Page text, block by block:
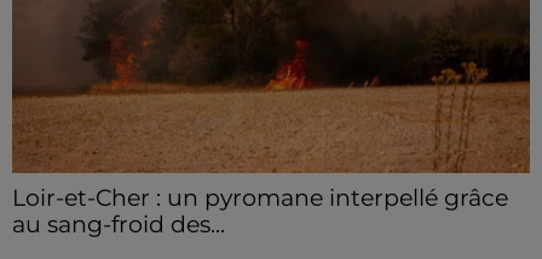
Loir-et-Cher : un pyromane interpellé grâce
au sang-froid des...